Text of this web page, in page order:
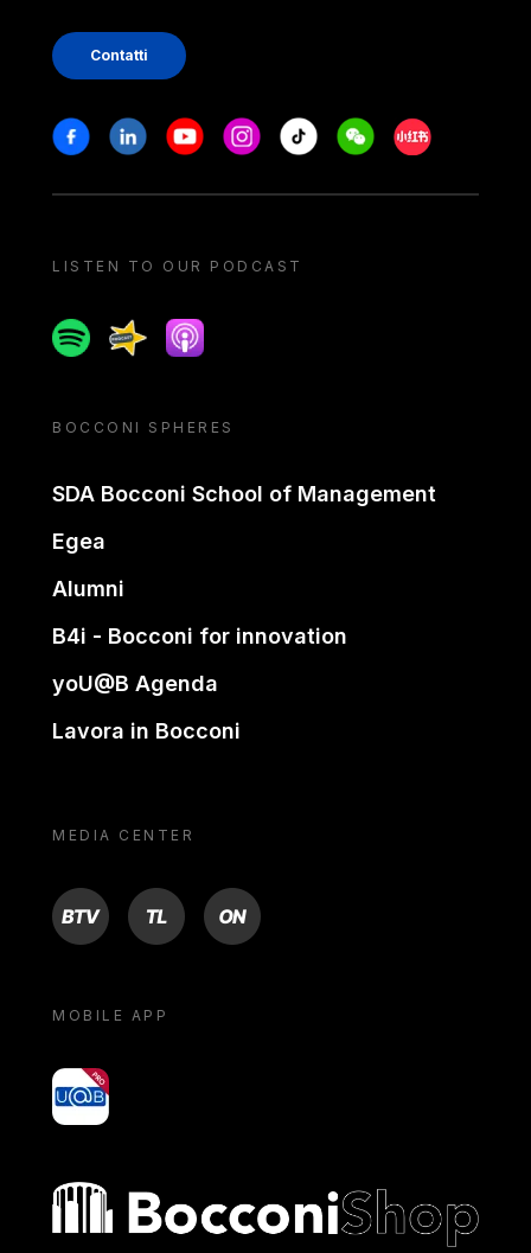
Contatti
Stay in touch
FacebookLinkedinYoutubeInstagram
Tiktok WeechatXiaohongshu/
LISTEN TO OUR PODCAST
SpotifySpreakerApple podcast
BOCCONI SPHERES
SDA Bocconi School of Management
Egea
Alumni
B4i - Bocconi for innovation
yoU@B Agenda
Lavora in Bocconi
MEDIA CENTER
BTV TL ON
MOBILE APP
yoU@B
Bocconi shop